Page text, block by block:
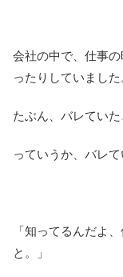
会社の中で、仕事
ったりしていました
たぶん、バレていた
っていうか、バレて
「知ってるんだよ
と。」